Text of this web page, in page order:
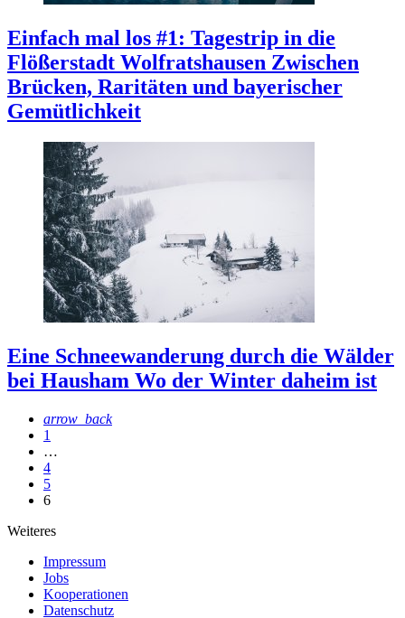
Einfach mal los #1: Tagestrip in die
Flößerstadt Wolfratshausen Zwischen
Brücken, Raritäten und bayerischer
Gemütlichkeit
Eine Schneewanderung durch die Wälder
bei Hausham Wo der Winter daheim ist
arrow_back
1
…
4
5
6
Weiteres
Impressum
Jobs
Kooperationen
Datenschutz